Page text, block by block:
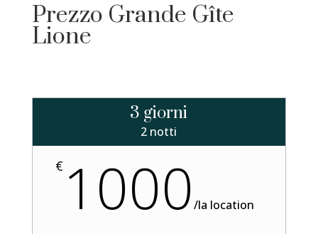
Prezzo Grande Gîte
Lione
3 giorni
2 notti
€ 1000/la location